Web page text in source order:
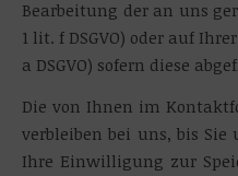
Bearbeitung der an uns
1 lit. f DSGVO) oder auf
a DSGVO) sofern diese
Die von Ihnen im
verbleiben bei uns, bis
Ihre Einwilligung zur